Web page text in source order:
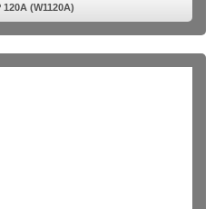
(W1120A)